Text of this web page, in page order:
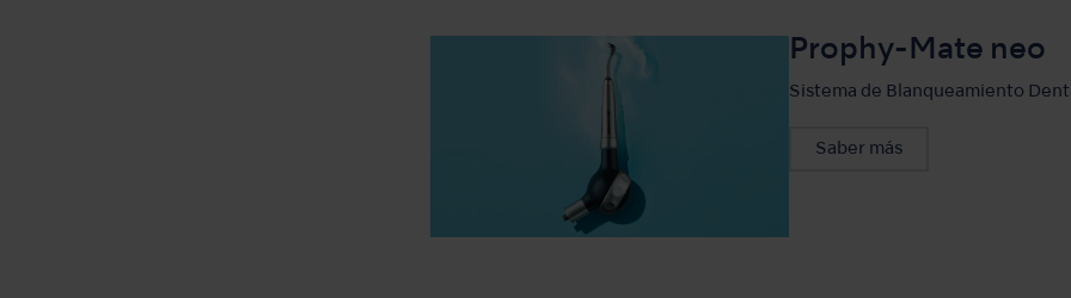
Prophy-Mate neo
Sistema de Blanqueamiento
Saber más